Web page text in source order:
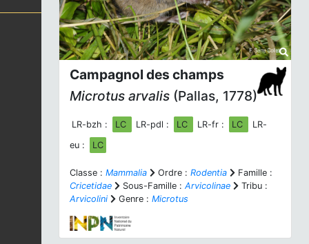
Campagnol des champs
Microtus arvalis (Pallas, 1778)
LR-bzh : LC LR-pdl : LC LR-fr : LC
LR-
eu :
LC
Classe : Mammalia Ordre : Rodentia
Famille :
Cricetidae
Sous-Famille : Arvicolinae
Tribu :
Arvicolini
Genre : Microtus